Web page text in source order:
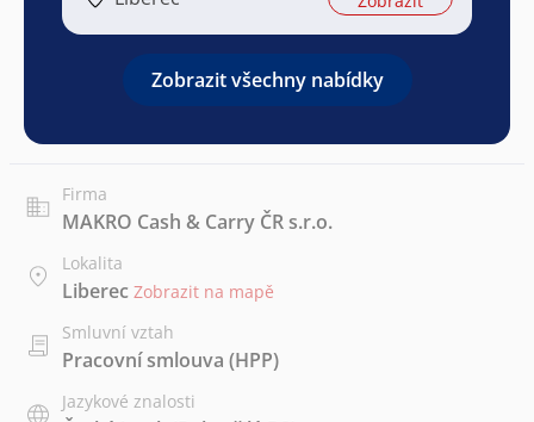
Zobrazit všechny nabídky
Firma
MAKRO Cash & Carry ČR s.r.o.
Lokalita
Liberec Zobrazit na mapě
Smluvní vztah
Pracovní smlouva (HPP)
Jazykové znalosti